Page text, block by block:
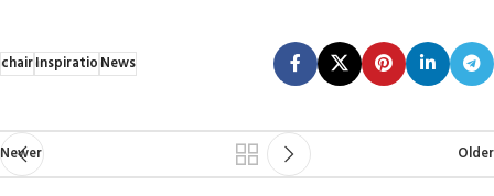
chairInspiratioNews
Newer Older